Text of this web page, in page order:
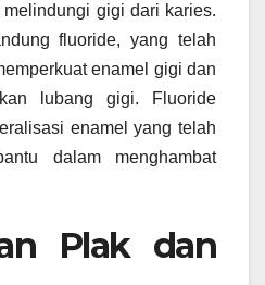
melindungi gigi dari karies.
fluoride, yang telah
enamel gigi dan
lubang gigi. Fluoride
enamel yang telah
dalam menghambat
Plak dan